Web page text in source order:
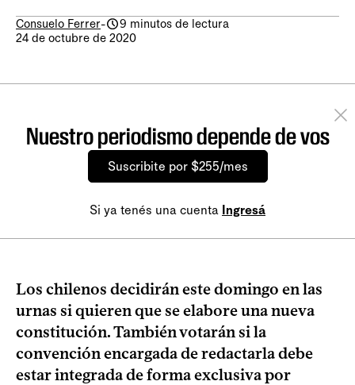
Consuelo Ferrer-
9 minutos de lectura
24 de octubre de 2020
Nuestro periodismo depende de vos
Suscribite por $255/mes
Si ya tenés una cuenta Ingresá
Los chilenos decidirán este domingo en las
urnas si quieren que se elabore una nueva
constitución. También votarán si la
convención encargada de redactarla debe
estar integrada de forma exclusiva por